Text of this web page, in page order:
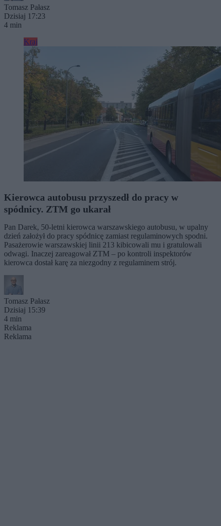
Tomasz Pałasz
Dzisiaj 17:23
4 min
Kraj
Kierowca autobusu przyszedł do pracy w
spódnicy. ZTM go ukarał
Pan Darek, 50-letni kierowca warszawskiego autobusu, w upalny
dzień założył do pracy spódnicę zamiast regulaminowych spodni.
Pasażerowie warszawskiej linii 213 kibicowali mu i gratulowali
odwagi. Inaczej zareagował ZTM – po kontroli inspektorów
kierowca dostał karę za niezgodny z regulaminem strój.
Tomasz Pałasz
Dzisiaj 15:39
4 min
Reklama
Reklama